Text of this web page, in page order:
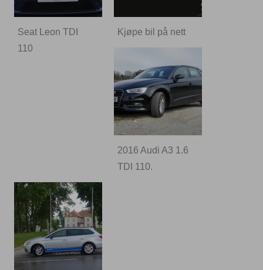
Seat Leon TDI
110
Kjøpe bil på nett
2016 Audi A3 1.6
TDI 110.